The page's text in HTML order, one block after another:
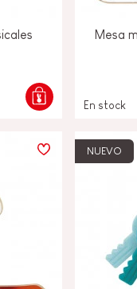
Mesa
En stock
NUEVO